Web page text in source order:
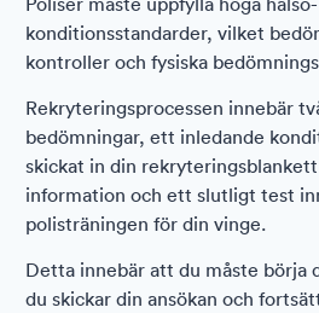
konditionsstandarder, vilket
kontroller och fysiska
Rekryteringsprocessen innebär
bedömningar, ett inledande
skickat in din
information och ett slutligt test
polisträningen för din vinge.
Detta innebär att du måste börja
du skickar din ansökan och